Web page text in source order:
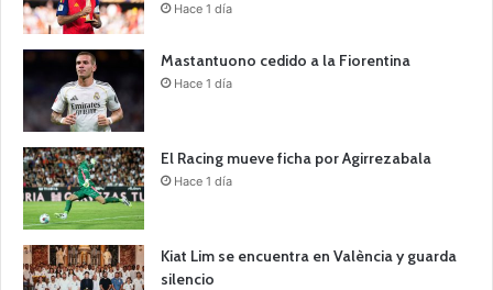
Hace 1 día
Mastantuono cedido a la Fiorentina
Hace 1 día
El Racing mueve ficha por Agirrezabala
Hace 1 día
Kiat Lim se encuentra en València y guarda
silencio